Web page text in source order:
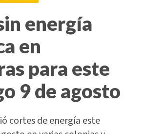
energía
en
para este
9 de agosto
cortes de energía este